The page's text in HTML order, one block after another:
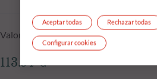
Valor liquidativo a 05.08.2026
113.54 €
Rechazar todas
Aceptar todas
Configurar cookies